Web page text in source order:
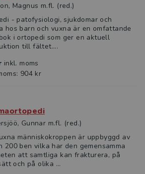
Magnus m.fl. (red.)
- patofysiologi, sjukdomar och
hos barn och vuxna är en omfattande
i ortopedi som ger en aktuell
till fältet....
inkl. moms
904 kr
Gunnar m.fl. (red.)
människokroppen är uppbyggd av
200 ben vilka har den gemensamma
att samtliga kan frakturera, på
och på olika ...